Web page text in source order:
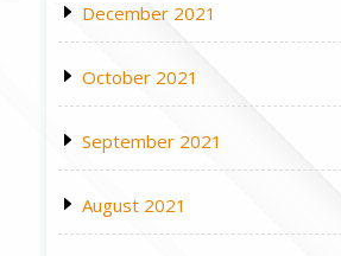
December 2021
October 2021
September 2021
August 2021